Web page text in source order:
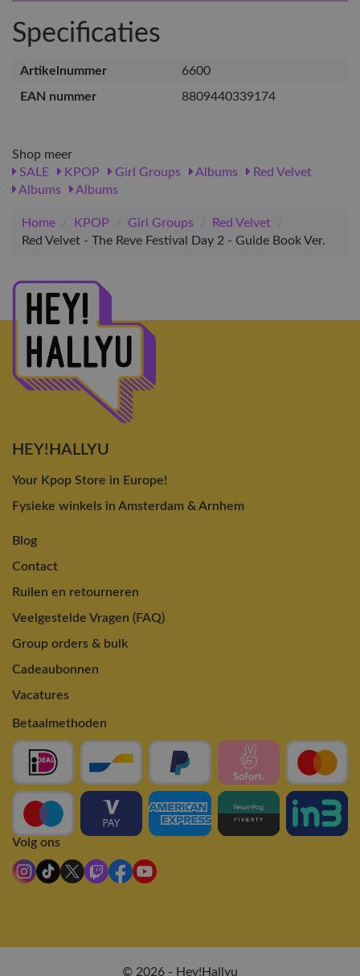
Specificaties
Artikelnummer
6600
EAN nummer
8809440339174
Shop meer
SALE
KPOP Girl Groups Albums
Red Velvet
Albums
Albums
Home / KPOP / Girl Groups / Red Velvet
/
Red Velvet - The Reve Festival Day 2 - Guide Book Ver.
HEY!HALLYU
Your Kpop Store in Europe!
Fysieke winkels in Amsterdam & Arnhem
Blog
Contact
Ruilen en retourneren
Veelgestelde Vragen (FAQ)
Group orders & bulk
Cadeaubonnen
Vacatures
Betaalmethoden
Volg ons
© 2026 - Hey!Hallyu